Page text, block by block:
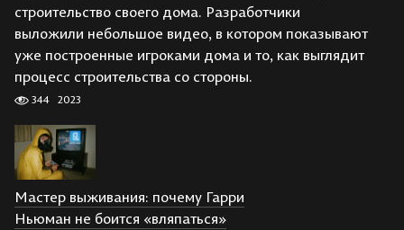
строительство своего дома. Разработчики
выложили небольшое видео, в котором показывают
уже построенные игроками дома и то, как выглядит
процесс строительства со стороны.
344 2023
Мастер выживания: почему Гарри
Ньюман не боится «вляпаться»